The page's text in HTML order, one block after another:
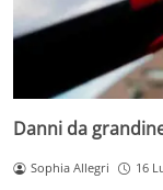
Danni da
Sophia Allegri 16